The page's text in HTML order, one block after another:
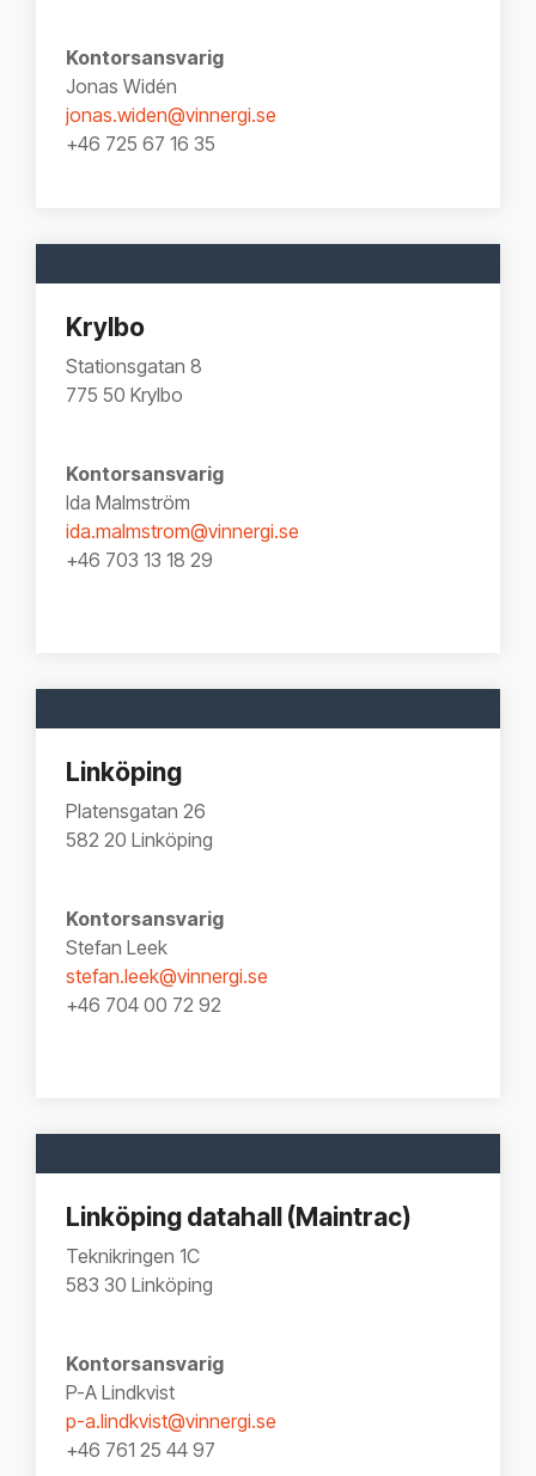
Kontorsansvarig
Jonas Widén
jonas.widen@vinnergi.se
+46 725 67 16 35
Krylbo
Stationsgatan 8
775 50 Krylbo
Kontorsansvarig
Ida Malmström
ida.malmstrom@vinnergi.se
+46 703 13 18 29
Linköping
Platensgatan 26
582 20 Linköping
Kontorsansvarig
Stefan Leek
stefan.leek@vinnergi.se
+46 704 00 72 92
Linköping datahall (Maintrac)
Teknikringen 1C
583 30 Linköping
Kontorsansvarig
P-A Lindkvist
p-a.lindkvist@vinnergi.se
+46 761 25 44 97